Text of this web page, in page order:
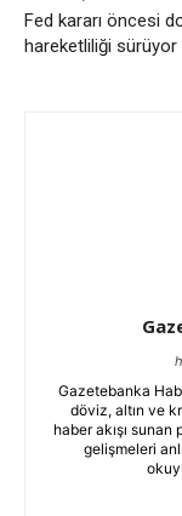
Fed kararı öncesi
hareketliliği sürüyor
Gazetebanka
döviz, altın ve
haber akışı
gelişmeleri